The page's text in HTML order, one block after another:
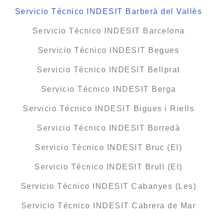
Servicio Técnico INDESIT Barberà del Vallès
Servicio Técnico INDESIT Barcelona
Servicio Técnico INDESIT Begues
Servicio Técnico INDESIT Bellprat
Servicio Técnico INDESIT Berga
Servicio Técnico INDESIT Bigues i Riells
Servicio Técnico INDESIT Borredà
Servicio Técnico INDESIT Bruc (El)
Servicio Técnico INDESIT Brull (El)
Servicio Técnico INDESIT Cabanyes (Les)
Servicio Técnico INDESIT Cabrera de Mar